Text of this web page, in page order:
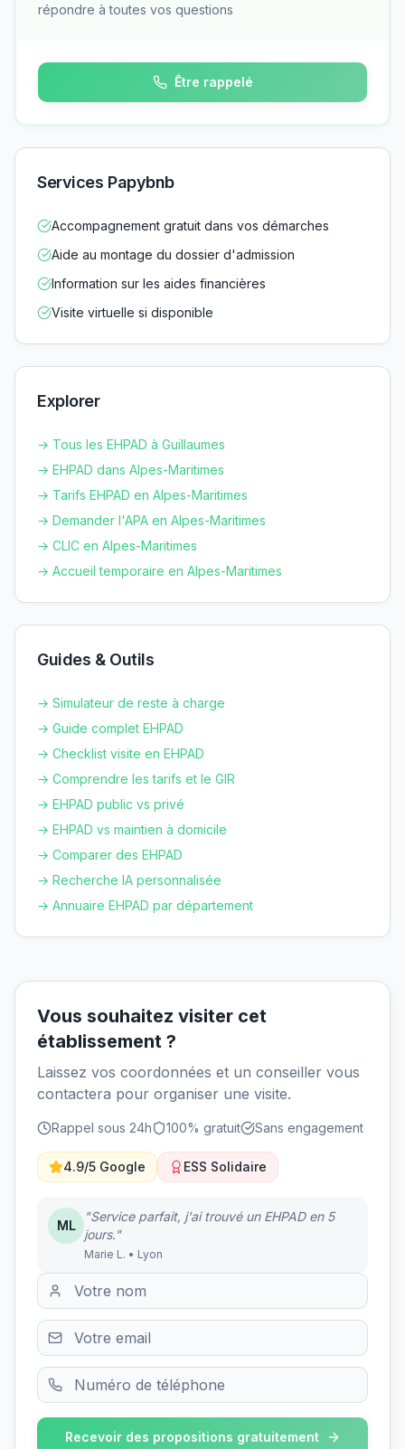
répondre à toutes vos questions
Être rappelé
Services Papybnb
Accompagnement gratuit dans vos démarches
Aide au montage du dossier d'admission
Information sur les aides financières
Visite virtuelle si disponible
Explorer
→ Tous les EHPAD à Guillaumes
→ EHPAD dans Alpes-Maritimes
→ Tarifs EHPAD en Alpes-Maritimes
→ Demander l'APA en Alpes-Maritimes
→ CLIC en Alpes-Maritimes
→ Accueil temporaire en Alpes-Maritimes
Guides & Outils
→ Simulateur de reste à charge
→ Guide complet EHPAD
→ Checklist visite en EHPAD
→ Comprendre les tarifs et le GIR
→ EHPAD public vs privé
→ EHPAD vs maintien à domicile
→ Comparer des EHPAD
→ Recherche IA personnalisée
→ Annuaire EHPAD par département
Vous souhaitez visiter cet
établissement ?
Laissez vos coordonnées et un conseiller vous
contactera pour organiser une visite.
Rappel sous 24h 100% gratuit Sans engagement
4.9/5 Google ESS Solidaire
ML
"Service parfait, j'ai trouvé un EHPAD en 5
jours."
Marie L. • Lyon
Recevoir des propositions gratuitement